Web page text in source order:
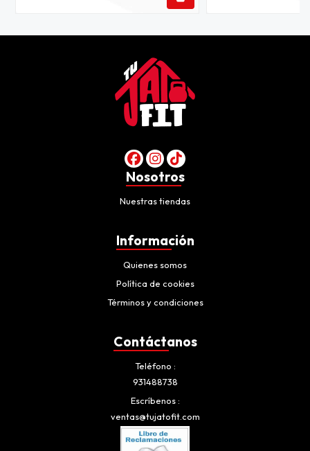
Nosotros
Nuestras tiendas
Información
Quienes somos
Política de cookies
Términos y condiciones
Contáctanos
Teléfono
931488738
Escríbenos
ventas@tujatofit.com